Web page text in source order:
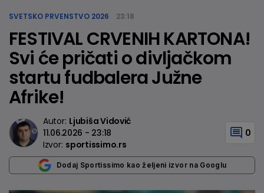
SVETSKO PRVENSTVO 2026 23:18
FESTIVAL CRVENIH KARTONA!
Svi će pričati o divljačkom
startu fudbalera Južne
Afrike!
Autor: Ljubiša Vidović
11.06.2026 - 23:18
Izvor: sportissimo.rs
0
Dodaj Sportissimo kao željeni izvor na Googlu